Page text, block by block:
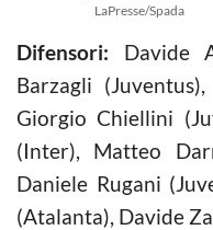
LaPresse/Spada
Difensori: Davide
Barzagli
Giorgio Chiellini
(Inter), Matteo
Daniele Rugani
(Atalanta), Davide